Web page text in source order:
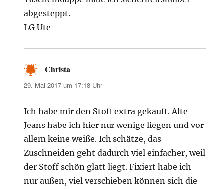
abgesteppt.
LG Ute
Christa
29. Mai 2017 um 17:18 Uhr
Ich habe mir den Stoff extra gekauft. Alte
Jeans habe ich hier nur wenige liegen und vor
allem keine weiße. Ich schätze, das
Zuschneiden geht dadurch viel einfacher, weil
der Stoff schön glatt liegt. Fixiert habe ich
nur außen, viel verschieben können sich die